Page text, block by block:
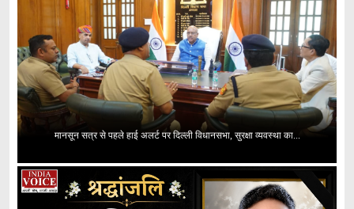
मानसून सत्र से पहले हाई अलर्ट पर दिल्ली विधानसभा, सुरक्षा व्यवस्था का...